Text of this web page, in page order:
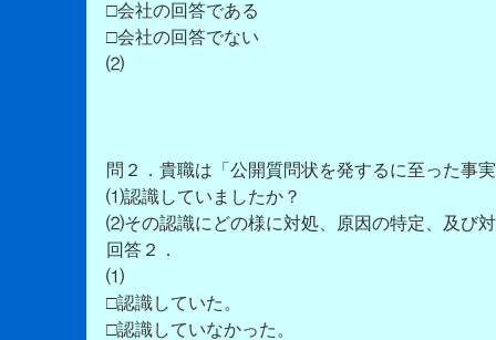
□会社の回答である
□会社の回答でない
⑵
問２．貴職は「公開質問状を発するに至った事
⑴認識していましたか？
⑵その認識にどの様に対処、原因の特定、及び
回答２．
⑴
□認識していた。
□認識していなかった。